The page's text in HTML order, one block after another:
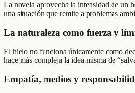
La novela aprovecha la intensidad de un
una situación que remite a problemas
La naturaleza como fuerza y
El hielo no funciona únicamente como
hace más compleja la idea misma de
Empatía, medios y